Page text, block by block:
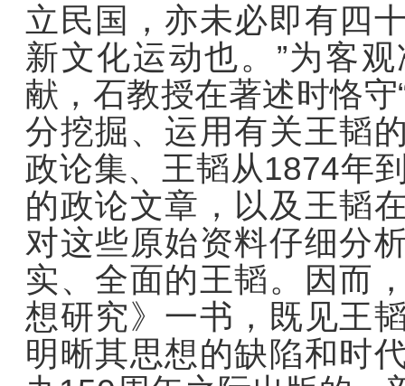
立民国，亦未必即有四
新文化运动也。”为客
献，石教授在著述时恪
分挖掘、运用有关王韬
政论集、王韬从1874年
的政论文章，以及王韬
对这些原始资料仔细分
实、全面的王韬。因而
想研究》一书，既见王
明晰其思想的缺陷和时